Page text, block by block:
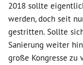
2018 sollte
werden, doch seit
gestritten. Sollte
Sanierung weiter
große Kongresse